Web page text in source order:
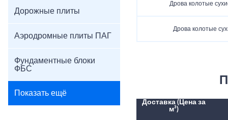
Дорожные плиты
Аэродромные плиты ПАГ
Фундаментные блоки
ФБС
Показать ещё
Дрова колотые
Дрова колотые
Доставка (Цена за
м³)